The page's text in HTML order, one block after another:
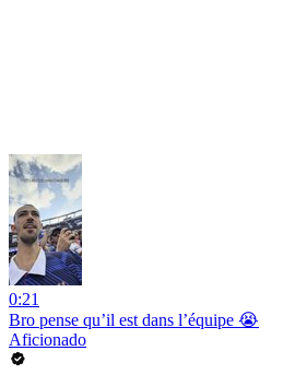
0:21
Bro pense qu’il est dans l’équipe 😭
Aficionado